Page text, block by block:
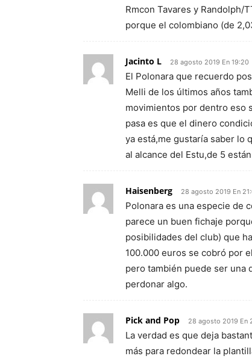
Rmcon Tavares y Randolph/
porque el colombiano (de
Jacinto L 28 agosto 2019 En 19:20
El Polonara que recuerdo
Melli de los últimos años
movimientos por dentro eso
pasa es que el dinero
ya está,me gustaría saber lo
al alcance del Estu,de 5
Haisenberg 28 agosto 2019 En
Polonara es una especie de
parece un buen fichaje
posibilidades del club) que
100.000 euros se cobró por
pero también puede ser una
perdonar algo.
Pick and Pop 28 agosto 2019 En
La verdad es que deja
más para redondear la